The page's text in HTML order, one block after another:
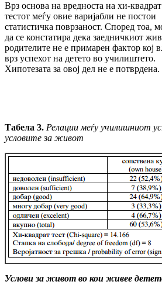
Врз основа на вредноста на хи-квадрат
тестот меѓу овие варијабли не постои
статистичка поврзаност. Според тоа,
да се констатира дека заедничкиот
родителите не е примарен фактор кој
врз успехот на детето во училиштето.
Хипотезата за овој дел не е потврдена.
Табела 3. Релации меѓу училишниот
условите за живот
Услови за живот во кои живее